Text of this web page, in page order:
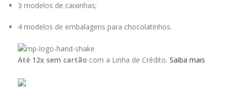
3 modelos de caixinhas;
4 modelos de embalagens para chocolatinhos.
Até 12x sem cartão com a Linha de Crédito. Saiba mais